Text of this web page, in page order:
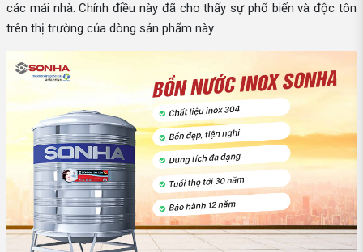
các mái nhà. Chính điều này đã cho thấy sự phổ biến và độc tôn
trên thị trường của dòng sản phẩm này.